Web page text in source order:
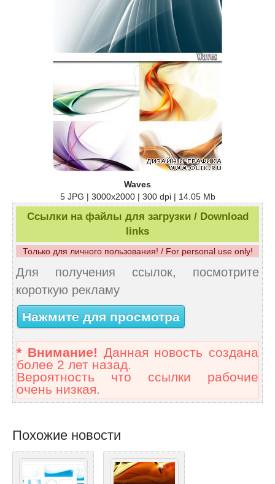
Waves
5 JPG | 3000x2000 | 300 dpi | 14.05 Mb
Ссылки на файлы для загрузки / Download
links
Только для личного пользования! / For personal use only!
Для получения ссылок, посмотрите
короткую рекламу
Нажмите для просмотра
* Внимание! Данная новость создана
более 2 лет назад.
Вероятность что ссылки рабочие
очень низкая.
Похожие новости